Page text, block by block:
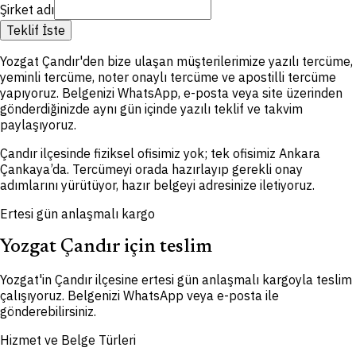
Şirket adı
Teklif İste
Yozgat Çandır'den bize ulaşan müşterilerimize yazılı tercüme,
yeminli tercüme, noter onaylı tercüme ve apostilli tercüme
yapıyoruz. Belgenizi WhatsApp, e-posta veya site üzerinden
gönderdiğinizde aynı gün içinde yazılı teklif ve takvim
paylaşıyoruz.
Çandır ilçesinde fiziksel ofisimiz yok; tek ofisimiz Ankara
Çankaya’da. Tercümeyi orada hazırlayıp gerekli onay
adımlarını yürütüyor, hazır belgeyi adresinize iletiyoruz.
Ertesi gün anlaşmalı kargo
Yozgat Çandır için teslim
Yozgat'in Çandır ilçesine ertesi gün anlaşmalı kargoyla teslim
çalışıyoruz. Belgenizi WhatsApp veya e-posta ile
gönderebilirsiniz.
Hizmet ve Belge Türleri